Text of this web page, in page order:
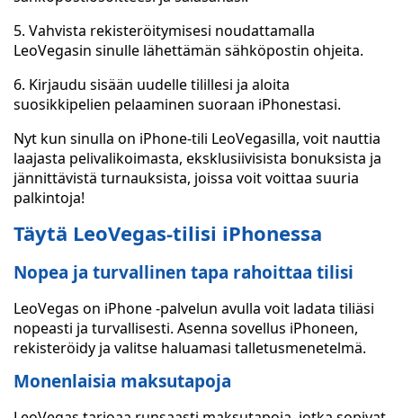
5. Vahvista rekisteröitymisesi noudattamalla
LeoVegasin sinulle lähettämän sähköpostin ohjeita.
6. Kirjaudu sisään uudelle tilillesi ja aloita
suosikkipelien pelaaminen suoraan iPhonestasi.
Nyt kun sinulla on iPhone-tili LeoVegasilla, voit nauttia
laajasta pelivalikoimasta, eksklusiivisista bonuksista ja
jännittävistä turnauksista, joissa voit voittaa suuria
palkintoja!
Täytä LeoVegas-tilisi iPhonessa
Nopea ja turvallinen tapa rahoittaa tilisi
LeoVegas on iPhone -palvelun avulla voit ladata tiliäsi
nopeasti ja turvallisesti. Asenna sovellus iPhoneen,
rekisteröidy ja valitse haluamasi talletusmenetelmä.
Monenlaisia maksutapoja